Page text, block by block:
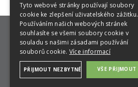
Tyto webové stránky používají soubory
cookie ke zlepšení uživatelského zážitku.
Používáním našich webových stránek
souhlasíte se všemi soubory cookie v
souladu s našimi zásadami používání
souborů cookie. Více informací
VŠE PŘIJMOUT
PŘIJMOUT NEZBYTNÉ